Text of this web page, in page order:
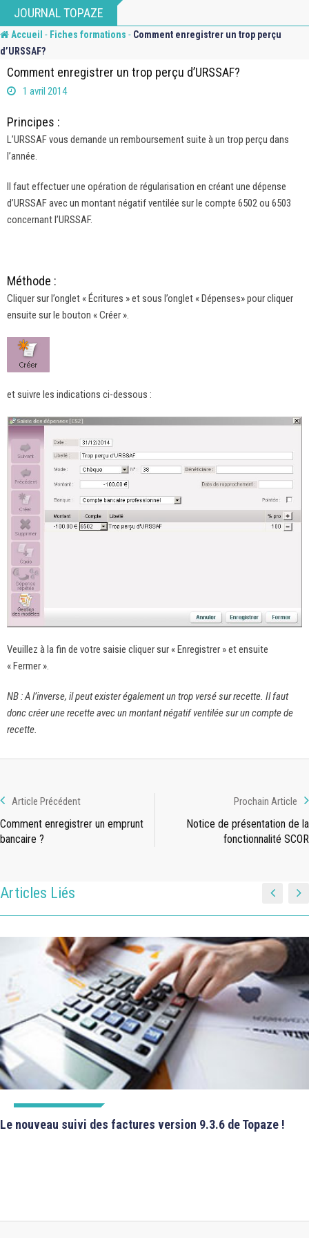
to
content
JOURNAL TOPAZE
Accueil - Fiches formations - Comment enregistrer un trop perçu
d’URSSAF?
Comment enregistrer un trop perçu d’URSSAF?
1 avril 2014
Principes :
L’URSSAF vous demande un remboursement suite à un trop perçu dans
l’année.
Il faut effectuer une opération de régularisation en créant une dépense
d’URSSAF avec un montant négatif ventilée sur le compte 6502 ou 6503
concernant l’URSSAF.
Méthode :
Cliquer sur l’onglet « Écritures » et sous l’onglet « Dépenses» pour cliquer
ensuite sur le bouton « Créer ».
et suivre les indications ci-dessous :
Veuillez à la fin de votre saisie cliquer sur « Enregistrer » et ensuite
« Fermer ».
NB : A l’inverse, il peut exister également un trop versé sur recette. Il faut
donc créer une recette avec un montant négatif ventilée sur un compte de
recette.
Article Précédent
Comment enregistrer un emprunt
bancaire ?
Prochain Article
Notice de présentation de la
fonctionnalité SCOR
Articles Liés
Le nouveau suivi des factures version 9.3.6 de Topaze !